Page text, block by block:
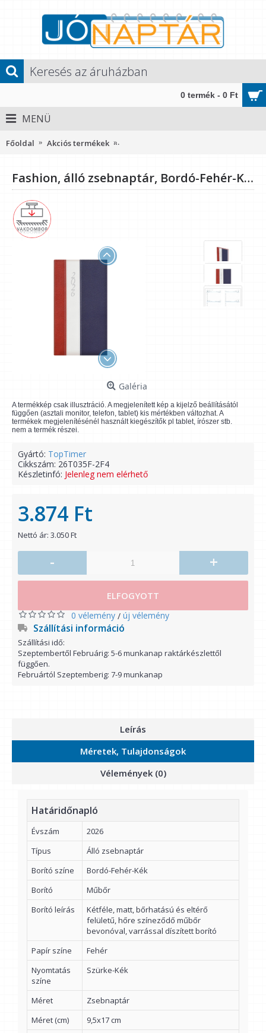
0 termék - 0 Ft
MENÜ
Főoldal Akciós termékek
Fashion, álló zsebnaptár, Bordó-Fehér-Kék
Galéria
A termékkép csak illusztráció. A megjelenített kép a kijelző beállításától
függően (asztali monitor, telefon, tablet) kis mértékben változhat. A
termékek megjelenítésénél használt kiegészítők pl tablet, írószer stb.
nem a termék részei.
Gyártó: TopTimer
Cikkszám: 26T035F-2F4
Készletinfó: Jelenleg nem elérhető
3.874 Ft
Nettó ár: 3.050 Ft
- +
ELFOGYOTT
0 vélemény / új vélemény
Szállítási információ
Szállítási idő:
Szeptembertől Februárig: 5-6 munkanap raktárkészlettől
függően.
Februártól Szeptemberig: 7-9 munkanap
Leírás
Méretek, Tulajdonságok
Vélemények (0)
Határidőnapló
Évszám
2026
Típus
Álló zsebnaptár
Borító színe
Bordó-Fehér-Kék
Borító
Műbőr
Borító leírás
Kétféle, matt, bőrhatású és eltérő
felületű, hőre színeződő műbőr
bevonóval, varrással díszített borító
Papír színe
Fehér
Nyomtatás
színe
Szürke-Kék
Méret
Zsebnaptár
Méret (cm)
9,5x17 cm